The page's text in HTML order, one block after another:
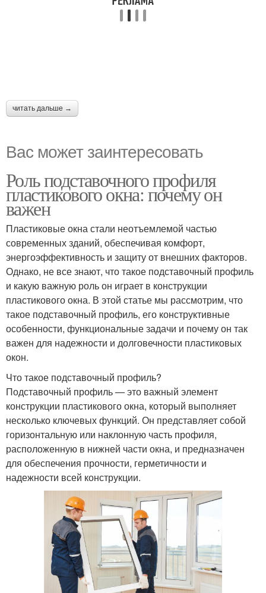
читать дальше →
Вас может заинтересовать
Роль подставочного профиля
пластикового окна: почему он
важен
Пластиковые окна стали неотъемлемой частью
современных зданий, обеспечивая комфорт,
энергоэффективность и защиту от внешних факторов.
Однако, не все знают, что такое подставочный профиль
и какую важную роль он играет в конструкции
пластикового окна. В этой статье мы рассмотрим, что
такое подставочный профиль, его конструктивные
особенности, функциональные задачи и почему он так
важен для надежности и долговечности пластиковых
окон.
Что такое подставочный профиль?
Подставочный профиль — это важный элемент
конструкции пластикового окна, который выполняет
несколько ключевых функций. Он представляет собой
горизонтальную или наклонную часть профиля,
расположенную в нижней части окна, и предназначен
для обеспечения прочности, герметичности и
надежности всей конструкции.